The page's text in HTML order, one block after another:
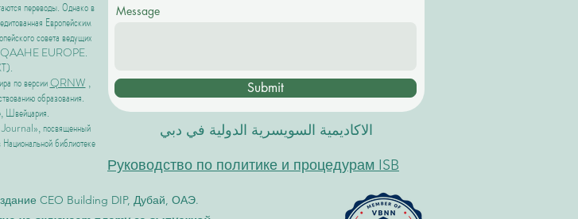
переводы. Однако в
Европейским
совета ведущих
EUROPE.
по версииQRNW ,
образования.
Швейцария.
Journal», посвященный
библиотеке
Message
Submit
الاكاديمية السويسرية الدولية في دبي
Руководство по политике и процедурам ISB
CEO Building DIP, Дубай, ОАЭ.